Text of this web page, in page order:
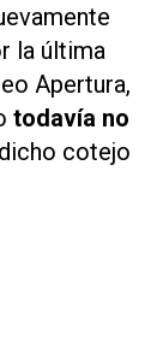
la última
Apertura,
todavía no
cotejo